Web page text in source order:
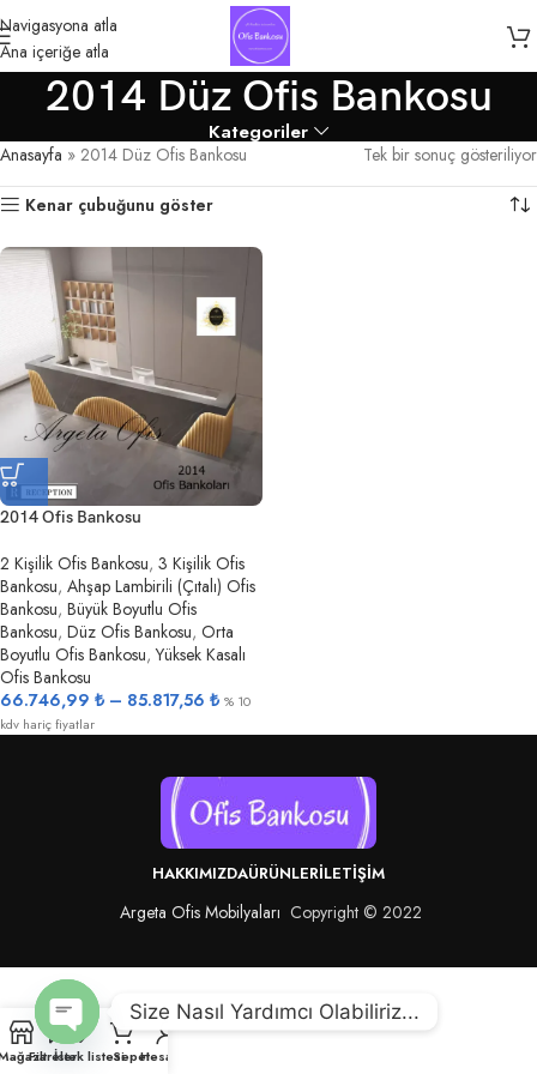
Navigasyona atla
Ana içeriğe atla
2014 Düz Ofis Bankosu
Kategoriler
Anasayfa » 2014 Düz Ofis Bankosu Tek bir sonuç gösteriliyor
Kenar çubuğunu göster
2014 Ofis Bankosu
2 Kişilik Ofis Bankosu, 3 Kişilik Ofis
Bankosu, Ahşap Lambirili (Çıtalı) Ofis
Bankosu, Büyük Boyutlu Ofis
Bankosu, Düz Ofis Bankosu, Orta
Boyutlu Ofis Bankosu, Yüksek Kasalı
Ofis Bankosu
66.746,99 ₺ – 85.817,56 ₺ % 10
kdv hariç fiyatlar
HAKKIMIZDAÜRÜNLERİLETIŞIM
Argeta Ofis Mobilyaları Copyright © 2022
Filtrelerİstek listesiSepetHesabım
Size Nasıl Yardımcı Olabiliriz...
Open